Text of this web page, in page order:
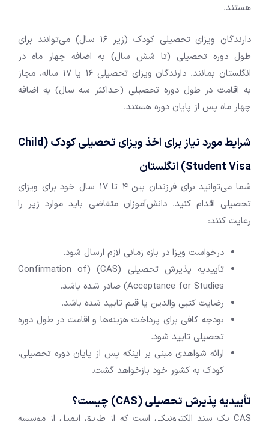
هستند.
دارندگان ویزای تحصیلی کودک (زیر 16 سال) می‌توانند برای
طول دوره تحصیلی (تا شش سال) به اضافه چهار ماه در
انگلستان بمانند. دارندگان ویزای تحصیلی 16 یا 17 ساله، مجاز
به اقامت در طول دوره تحصیلی (حداکثر سه سال) به اضافه
چهار ماه پس از پایان دوره هستند.
شرایط مورد نیاز برای اخذ ویزای تحصیلی کودک(
Child
Student Visa
) انگلستان
شما می‌توانید برای فرزندان بین 4 تا 17 سال خود برای ویزای
تحصیلی اقدام کنید. دانش‌آموزان متقاضی باید موارد زیر را
رعایت کنند:
درخواست ویزا در بازه زمانی لازم ارسال شود.
تأییدیه پذیرش تحصیلی (CAS) (Confirmation of
Acceptance for Studies) صادر شده باشد.
رضایت کتبی والدین یا قیم تایید شده باشد.
بودجه کافی برای پرداخت هزینه‌ها و اقامت در طول دوره
تحصیلی تایید شود.
ارائه شواهدی مبنی بر اینکه پس از پایان دوره تحصیلی،
کودک به کشور خود بازخواهد گشت.
تأییدیه پذیرش تحصیلی (CAS) چیست؟